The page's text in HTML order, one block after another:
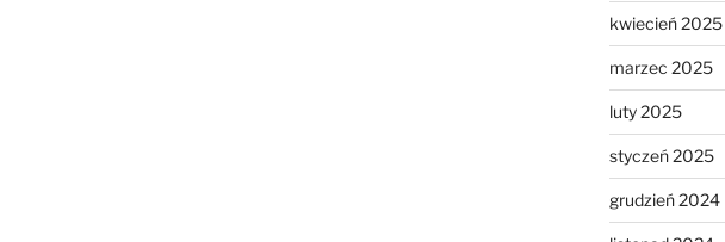
kwiecień 2025
marzec 2025
luty 2025
styczeń 2025
grudzień 2024